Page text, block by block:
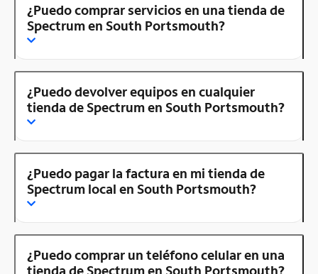
¿Puedo comprar servicios en una tienda de
Spectrum en South Portsmouth?
¿Puedo devolver equipos en cualquier
tienda de Spectrum en South Portsmouth?
¿Puedo pagar la factura en mi tienda de
Spectrum local en South Portsmouth?
¿Puedo comprar un teléfono celular en una
tienda de Spectrum en South Portsmouth?